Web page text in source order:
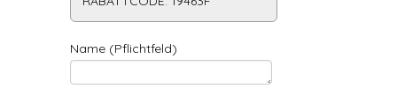
Name (Pflichtfeld)